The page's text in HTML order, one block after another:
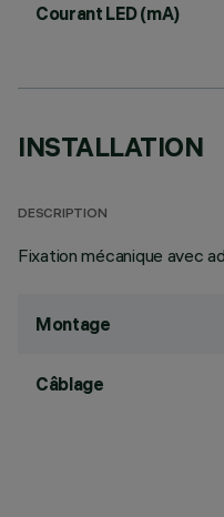
Courant LED (mA)
INSTALLATION
DESCRIPTION
Fixation mécanique avec
Montage
Câblage